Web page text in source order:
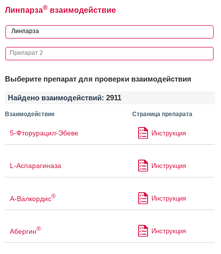
Линпарза® взаимодействие
Выберите препарат для проверки взаимодействия
Найдено взаимодействий: 2911
Взаимодействие Страница препарата
5-Фторурацил-Эбеве Инструкция
L-Аспарагиназа Инструкция
А-Валкордис® Инструкция
Абергин® Инструкция